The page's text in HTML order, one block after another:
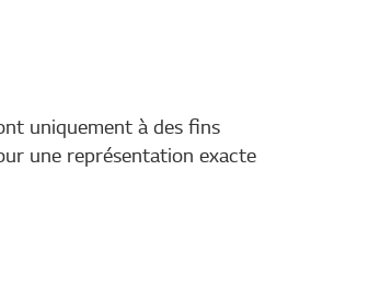
uniquement à des fins
une représentation exacte